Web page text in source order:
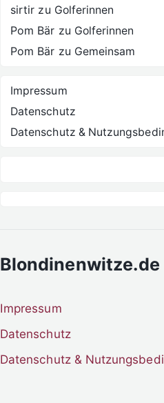
sirtir zu Golferinnen
Pom Bär zu Golferinnen
Pom Bär zu Gemeinsam
Impressum
Datenschutz
Datenschutz &
Blondinenwitze.de
Impressum
Datenschutz
Datenschutz &